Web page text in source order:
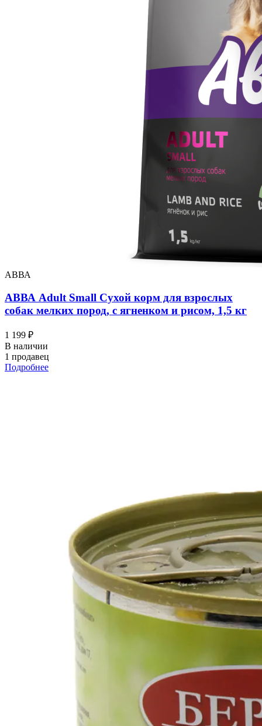
АВВА
АВВА Adult Small Сухой корм для взрослых
собак мелких пород, с ягненком и рисом, 1,5 кг
1 199 ₽
В наличии
1 продавец
Подробнее